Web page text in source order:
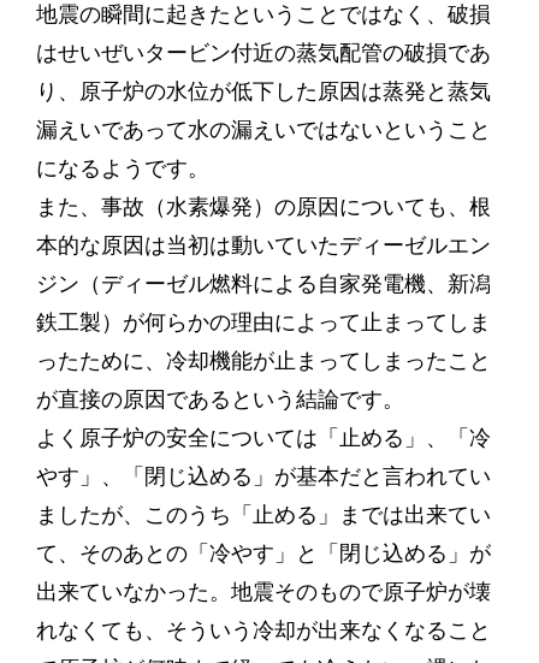
地震の瞬間に起きたということではなく、破損
はせいぜいタービン付近の蒸気配管の破損であ
り、原子炉の水位が低下した原因は蒸発と蒸気
漏えいであって水の漏えいではないということ
になるようです。
また、事故（水素爆発）の原因についても、根
本的な原因は当初は動いていたディーゼルエン
ジン（ディーゼル燃料による自家発電機、新潟
鉄工製）が何らかの理由によって止まってしま
ったために、冷却機能が止まってしまったこと
が直接の原因であるという結論です。
よく原子炉の安全については「止める」、「冷
やす」、「閉じ込める」が基本だと言われてい
ましたが、このうち「止める」までは出来てい
て、そのあとの「冷やす」と「閉じ込める」が
出来ていなかった。地震そのもので原子炉が壊
れなくても、そういう冷却が出来なくなること